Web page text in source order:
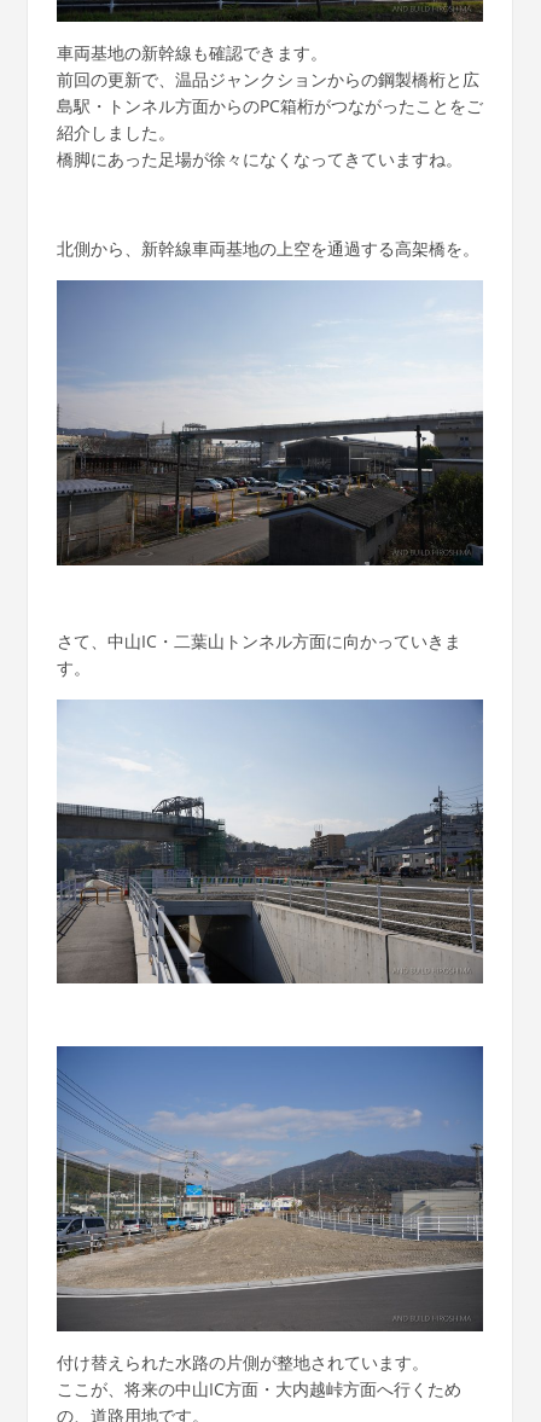
車両基地の新幹線も確認できます。
前回の更新で、温品ジャンクションからの鋼製橋桁と広
島駅・トンネル方面からのPC箱桁がつながったことをご
紹介しました。
橋脚にあった足場が徐々になくなってきていますね。
北側から、新幹線車両基地の上空を通過する高架橋を。
さて、中山IC・二葉山トンネル方面に向かっていきま
す。
付け替えられた水路の片側が整地されています。
ここが、将来の中山IC方面・大内越峠方面へ行くため
の、道路用地です。